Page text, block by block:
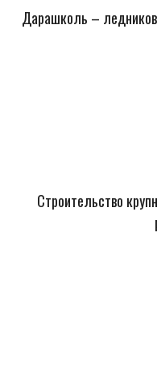
Дарашколь –
Строительство